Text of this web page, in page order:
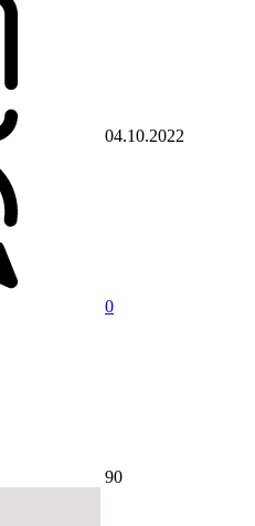
04.10.2022
0
90